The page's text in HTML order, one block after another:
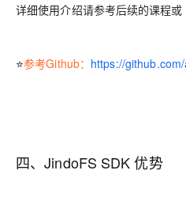
详细使用介绍请参考后续的课程或
⭐参考Github： https://
四、JindoFS SDK 优势